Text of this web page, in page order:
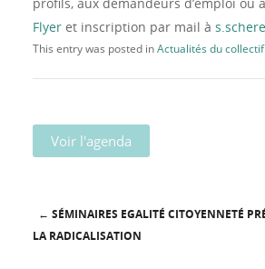
Flyer et inscription par mail à
This entry was posted inActualités du collectif
Voir l'agenda
Post navigation
← SÉMINAIRES EGALITÉ CITOYENNETÉ
LA RADICALISATION